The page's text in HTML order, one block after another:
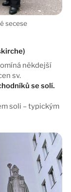
někdejší
sv.
se solí.
soli – typickým